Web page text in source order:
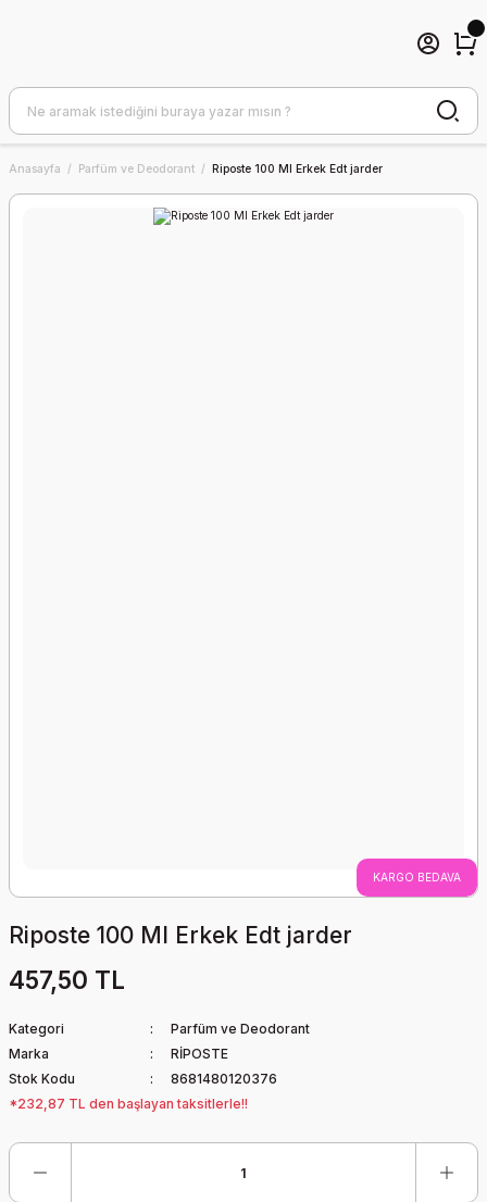
Anasayfa Parfüm ve Deodorant Riposte 100 Ml Erkek Edt jarder
KARGO BEDAVA
Riposte 100 Ml Erkek Edt jarder
457,50 TL
Kategori
Parfüm ve Deodorant
Marka
RİPOSTE
Stok Kodu
8681480120376
*232,87 TL den başlayan taksitlerle!!